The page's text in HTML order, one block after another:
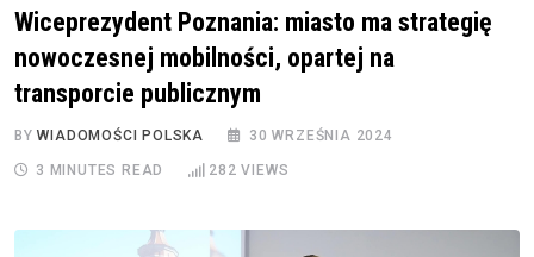
Wiceprezydent Poznania: miasto ma strategię
nowoczesnej mobilności, opartej na
transporcie publicznym
BYWIADOMOŚCI POLSKA 30 WRZEŚNIA 2024
3 MINUTES READ 282 VIEWS